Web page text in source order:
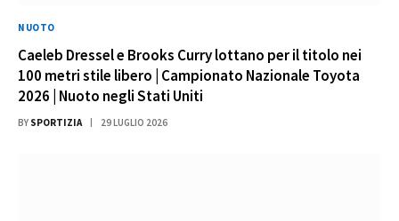
NUOTO
Caeleb Dressel e Brooks Curry lottano per il titolo nei
100 metri stile libero | Campionato Nazionale Toyota
2026 | Nuoto negli Stati Uniti
BY SPORTIZIA 29 LUGLIO 2026